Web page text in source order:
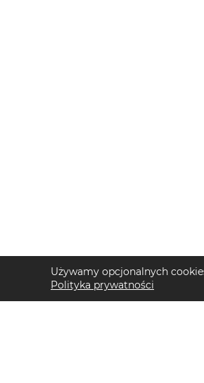
Używamy opcjonalnych
Polityka prywatności